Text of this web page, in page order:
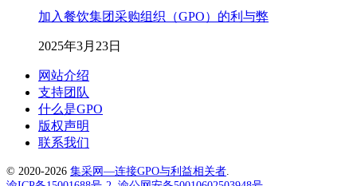
加入餐饮集团采购组织（GPO）的利与弊
2025年3月23日
网站介绍
支持团队
什么是GPO
版权声明
联系我们
© 2020-2026 集采网—连接GPO与利益相关者.